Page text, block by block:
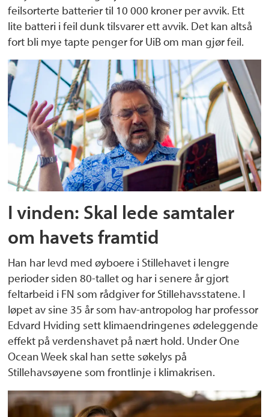
feilsorterte batterier til 10 000 kroner per avvik. Ett
lite batteri i feil dunk tilsvarer ett avvik. Det kan altså
fort bli mye tapte penger for UiB om man gjør feil.
I vinden: Skal lede samtaler
om havets framtid
Han har levd med øyboere i Stillehavet i lengre
perioder siden 80-tallet og har i senere år gjort
feltarbeid i FN som rådgiver for Stillehavsstatene. I
løpet av sine 35 år som hav-antropolog har professor
Edvard Hviding sett klimaendringenes ødeleggende
effekt på verdenshavet på nært hold. Under One
Ocean Week skal han sette søkelys på
Stillehavsøyene som frontlinje i klimakrisen.